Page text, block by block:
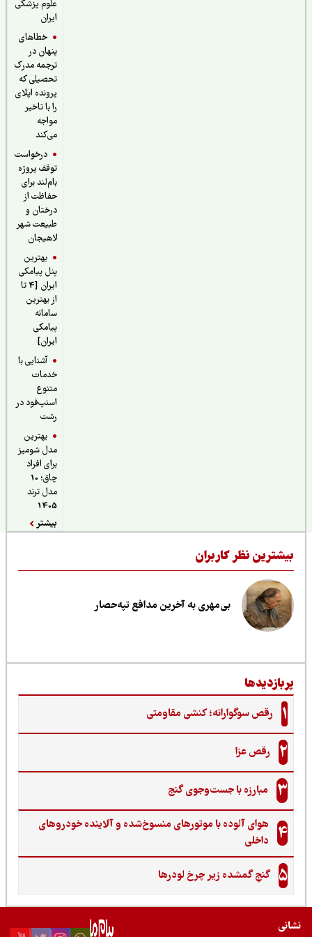
علوم پزشکی
خطاهای
پنهان در
ترجمه مدرک
تحصیلی که
پرونده اپلای
را با تاخیر
درخواست
توقف پروژه
بام‌لند برای
حفاظت از
درختان و
طبیعت شهر
لاهیجان
بهترین
پنل پیامکی
ایران [4 تا
از بهترین
سامانه
پیامکی
آشنایی با
خدمات
اسنپ‌فود در
بهترین
مدل شومیز
برای افراد
چاق؛ 10
مدل ترند
نظر کاربران
بی‌مهری به آخرین مدافع تپه‌حصار
رقص سوگوارانه؛ کنشی مقاومتی
رقص عزا
مبارزه با جست‌وجوی گنج‌
هوای آلوده با موتورهای منسوخ‌شده و آلاینده خودروهای
داخلی
گنجِ گمشده زیر چرخ لودرها